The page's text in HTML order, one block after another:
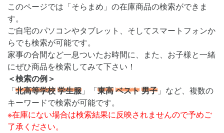
このページでは「そらまめ」の在庫商品の検索ができま
す。
ご自宅のパソコンやタブレット、そしてスマートフォンか
らでも検索が可能です。
家事の合間など一息ついたお時間に、また、お子様と一緒
にぜひ商品を検索してみて下さい！
＜検索の例＞
「北高等学校学生服 」「東高ベスト男子 」など、複数の
キーワードで検索が可能です。
※在庫にない場合は検索結果に反映されませんので予めご
了承ください。